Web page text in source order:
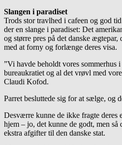
Slangen i paradiset
Trods stor travlhed i cafeen og god
der en slange i paradiset: Det
og større pres på det danske
med at forny og forlænge deres visa.
”Vi havde beholdt vores sommerhus
bureaukratiet og al det vrøvl med
Claudi Kofod.
Parret besluttede sig for at sælge, og
Desværre kunne de ikke fragte deres
hjem – jo, det kunne de godt, men så
ekstra afgifter til den danske stat.